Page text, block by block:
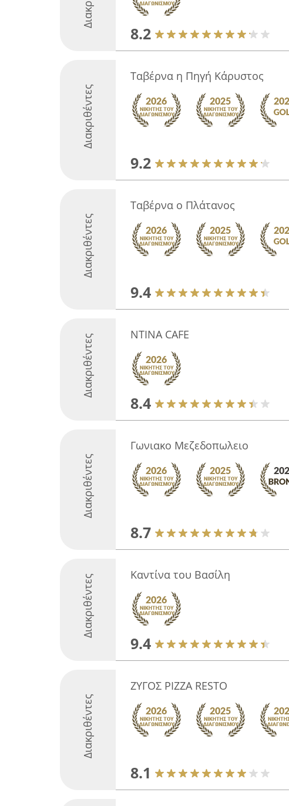
8.2
Διακριθέντες
Ταβέρνα η Πηγή Κάρυστος
9.2
Διακριθέντες
Ταβέρνα ο Πλάτανος
9.4
Διακριθέντες NTINA CAFE
8.4
Διακριθέντες
Γωνιακο Μεζεδοπωλειο
8.7
Διακριθέντες Καντίνα του Βασίλη
9.4
Διακριθέντες
ΖΥΓΟΣ PIZZA RESTO
8.1